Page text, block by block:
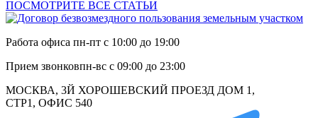
ПОСМОТРИТЕ ВСЕ СТАТЬИ
Работа офиса пн-пт с 10:00 до 19:00
Прием звонковпн-вс с 09:00 до 23:00
МОСКВА, 3Й ХОРОШЕВСКИЙ ПРОЕЗД ДОМ 1,
СТР1, ОФИС 540